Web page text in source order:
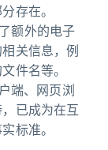
存在。
额外的电子
关信息，例
件名等。
端、网页浏
已成为在互
标准。